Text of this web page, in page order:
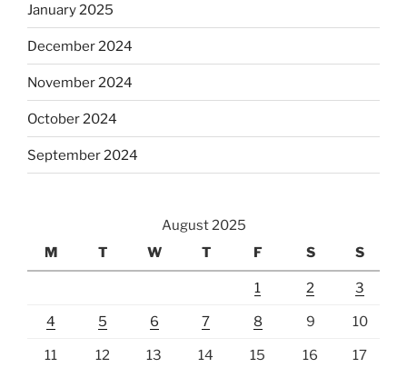
January 2025
December 2024
November 2024
October 2024
September 2024
August 2025
M
T W T F S S
1 2 3
4 5 6 7 8 9 10
11 12 13 14 15 16 17